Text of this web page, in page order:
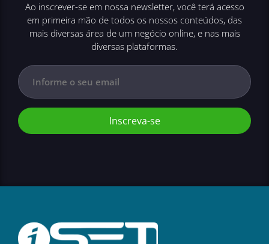
Ao inscrever-se em nossa newsletter, você terá acesso
em primeira mão de todos os nossos conteúdos, das
mais diversas área de um negócio online, e nas mais
diversas plataformas.
Inscreva-se